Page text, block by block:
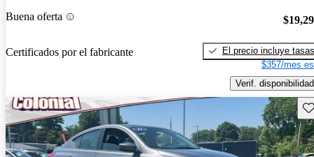
Buena oferta
Certificados por el fabricante
El precio incluye tasas
$357/mes
Verif. disponibilidad